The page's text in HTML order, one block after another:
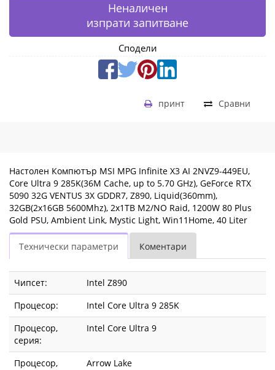
GDDR7,
Z890,
Liquid(360mm),
32GB(2x16GB
M2/NO
Raid,
1200W
80
Gold
PSU,
Ambient
Link,
Неналичен
изпрати запитване
Сподели
Сравни
принт
Настолен Компютър MSI MPG Infinite X3 AI 2NVZ9-449EU,
Core Ultra 9 285K(36M Cache, up to 5.70 GHz), GeForce RTX
5090 32G VENTUS 3X GDDR7, Z890, Liquid(360mm),
32GB(2x16GB 5600Mhz), 2x1TB M2/NO Raid, 1200W 80 Plus
Gold PSU, Ambient Link, Mystic Light, Win11Home, 40 Liter
Технически параметри Коментари
Чипсет:
Intel Z890
Процесор:
Intel Core Ultra 9 285K
Процесор,
серия:
Intel Core Ultra 9
Процесор,
Arrow Lake